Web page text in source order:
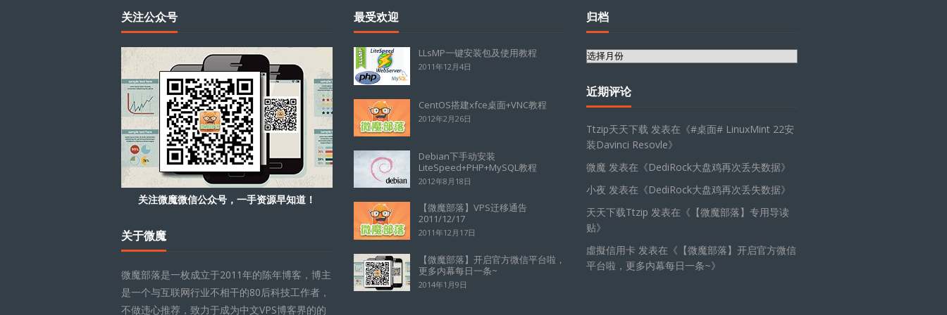
关注公众号
关注微魔微信公众号，一手资源早知道！
关于微魔
微魔部落是一枚成立于2011年的陈年博客，博主
是一个与互联网行业不相干的80后科技工作者，
不做违心推荐，致力于成为中文VPS博客界的的
最受欢迎
LLsMP一键安装包及使用教程
2011年12月4日
CentOS搭建xfce桌面+VNC教程
2012年2月26日
Debian下手动安装
LiteSpeed+PHP+MySQL教程
2012年8月18日
【微魔部落】VPS迁移通告
2011/12/17
2011年12月17日
【微魔部落】开启官方微信平台啦，
更多内幕每日一条~
2014年1月9日
归档
归
近期评论
Ttzip天天下载 发表在《#桌面# LinuxMint 22安
装Davinci Resovle》
微魔 发表在《DediRock大盘鸡再次丢失数据》
小夜 发表在《DediRock大盘鸡再次丢失数据》
天天下载Ttzip 发表在《 【微魔部落】专用导读
贴》
虛擬信用卡 发表在《 【微魔部落】开启官方微信
平台啦，更多内幕每日一条~》